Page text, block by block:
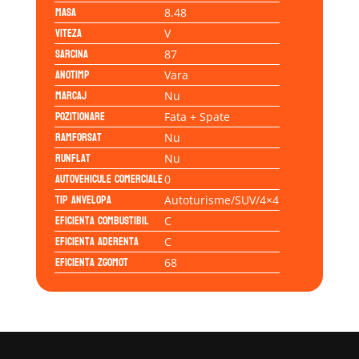
Masa 8.48
Viteza V
Sarcina 87
Anotimp Vara
Marcaj Nu
Pozitionare Fata + Spate
Ramforsat Nu
Runflat Nu
Autovehicule comerciale0
Tip anvelopa Autoturisme/SUV/4×4
Eficienta Combustibil C
Eficienta Aderenta C
Eficienta Zgomot 68